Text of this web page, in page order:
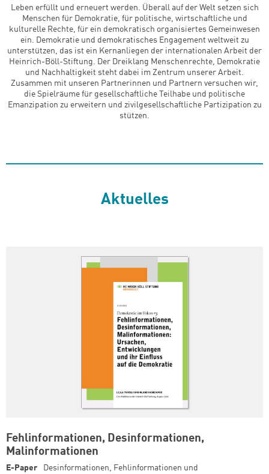
Leben erfüllt und erneuert werden. Überall auf der Welt setzen sich
Menschen für Demokratie, für politische, wirtschaftliche und
kulturelle Rechte, für ein demokratisch organisiertes Gemeinwesen
ein. Demokratie und demokratisches Engagement weltweit zu
unterstützen, das ist ein Kernanliegen der internationalen Arbeit der
Heinrich-Böll-Stiftung. Der Dreiklang Menschenrechte, Demokratie
und Nachhaltigkeit steht dabei im Zentrum unserer Arbeit.
Zusammen mit unseren Partnerinnen und Partnern versuchen wir,
die Spielräume für gesellschaftliche Teilhabe und politische
Emanzipation zu erweitern und zivilgesellschaftliche Partizipation zu
stützen.
Aktuelles
Fehlinformationen, Desinformationen,
Malinformationen
E-Paper
Desinformationen, Fehlinformationen und